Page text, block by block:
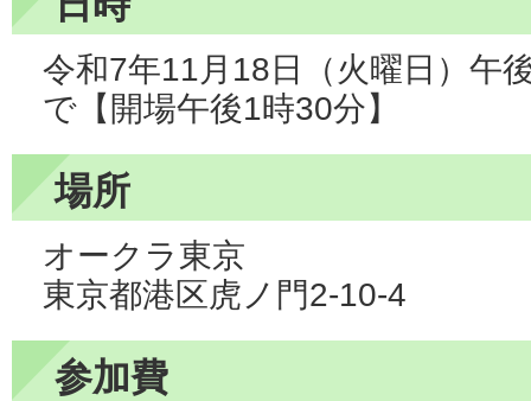
令和7年11月18日（火曜日）午
で【開場午後1時30分】
場所
オークラ東京
東京都港区虎ノ門2-10-4
参加費